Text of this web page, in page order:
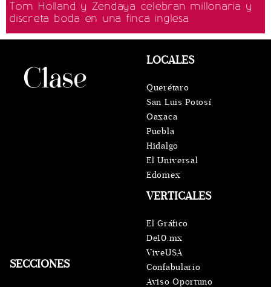
Tom Holland y Zendaya celebran millonaria y
discreta boda en una finca inglesa
SECCIONES
VERTICALES
El Gráfico
De10.mx
ViveUSA
Confabulario
Aviso Oportuno
LOCALES
Querétaro
San Luis Potosí
Oaxaca
Puebla
Hidalgo
El Universal
Edomex